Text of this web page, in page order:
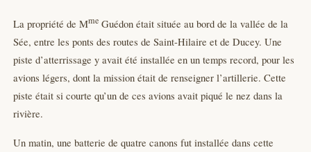
La propriété de Mme Guédon était située au bord de la vallée de la
Sée, entre les ponts des routes de Saint-Hilaire et de Ducey. Une
piste d’atterrissage y avait été installée en un temps record, pour les
avions légers, dont la mission était de renseigner l’artillerie. Cette
piste était si courte qu’un de ces avions avait piqué le nez dans la
rivière.
Un matin, une batterie de quatre canons fut installée dans cette